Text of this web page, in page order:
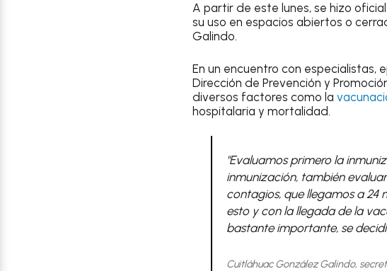
A partir de este lunes, se hizo
su uso en espacios abiertos o
Galindo.
En un encuentro con especialistas,
Dirección de Prevención y
diversos factores como la
hospitalaria y mortalidad.
"Evaluamos primero la
inmunización, también
contagios, que llegamos a
esto y con la llegada de la
bastante importante, se
Cuitláhuac González Galindo,